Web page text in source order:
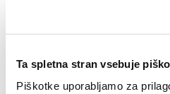
Ta spletna stran vsebuje
Piškotke uporabljamo za
Pozorno si oglej park in poišči
v naravo. S klikom jih označi
čist in